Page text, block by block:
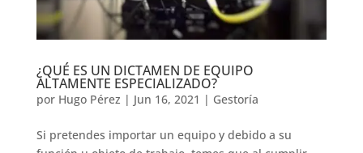
¿QUÉ ES UN DICTAMEN DE EQUIPO
ALTAMENTE ESPECIALIZADO?
por Hugo Pérez | Jun 16, 2021 | Gestoría
Si pretendes importar un equipo y debido a su